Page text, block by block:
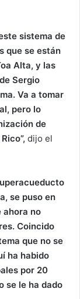
sistema de
que se están
Alta, y las
Sergio
Va a tomar
pero lo
de
dijo el
se puso en
ahora no
Coincido
que no se
ha habido
por 20
se le ha dado